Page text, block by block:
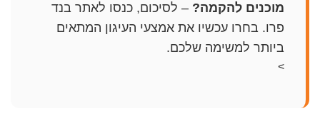
מוכנים להקמה? – לסיכום, כנסו לאתר בנד
פרו. בחרו עכשיו את אמצעי העיגון המתאים
ביותר למשימה שלכם.
>